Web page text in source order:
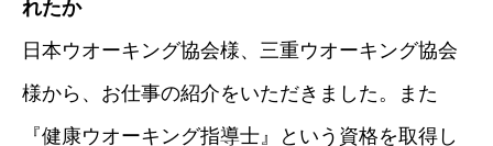
れたか
日本ウオーキング協会様、三重ウオーキング協会
様から、お仕事の紹介をいただきました。また
『健康ウオーキング指導士』という資格を取得し